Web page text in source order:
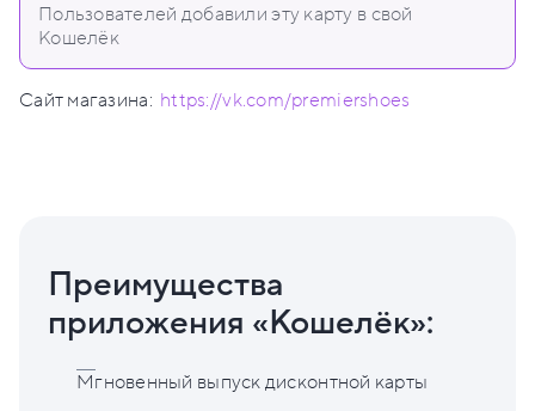
Пользователей добавили эту карту в свой
Кошелёк
Сайт магазина: https://vk.com/premiershoes
Преимущества
приложения «Кошелёк»:
Мгновенный выпуск дисконтной карты